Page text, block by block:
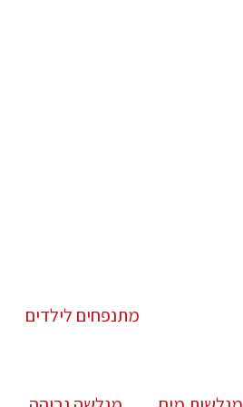
מתנפחים לילדים